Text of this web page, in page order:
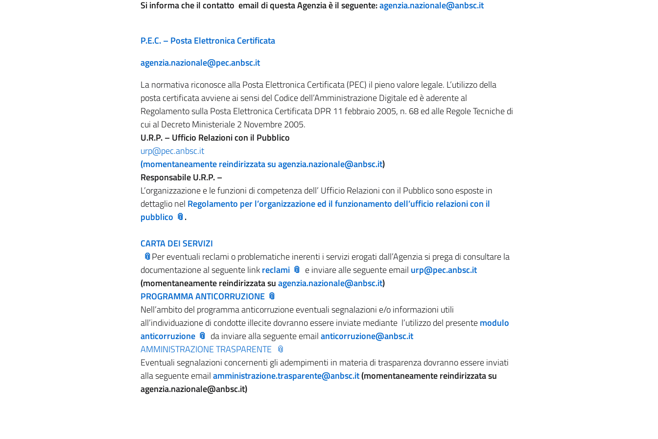
Si informa che il contatto email di questa Agenzia è il seguente:agenzia.nazionale@anbsc.it
P.E.C. – Posta Elettronica Certificata
agenzia.nazionale@pec.anbsc.it
La normativa riconosce alla Posta Elettronica Certificata (PEC) il pieno valore legale. L’utilizzo della
posta certificata avviene ai sensi del Codice dell’Amministrazione Digitale ed è aderente al
Regolamento sulla Posta Elettronica Certificata DPR 11 febbraio 2005, n. 68 ed alle Regole Tecniche di
cui al Decreto Ministeriale 2 Novembre 2005.
U.R.P. – Ufficio Relazioni con il Pubblico
urp@pec.anbsc.it
(momentaneamente reindirizzata suagenzia.nazionale@anbsc.it)
Responsabile U.R.P. –
L’organizzazione e le funzioni di competenza dell’ Ufficio Relazioni con il Pubblico sono esposte in
dettaglio nel Regolamento per l’organizzazione ed il funzionamento dell’ufficio relazioni con il
pubblico
.
CARTA DEI SERVIZI
Per eventuali reclami o problematiche inerenti i servizi erogati dall’Agenzia si prega di consultare la
documentazione al seguente linkreclami e inviare alle seguente email urp@pec.anbsc.it
(momentaneamente reindirizzata suagenzia.nazionale@anbsc.it)
PROGRAMMA ANTICORRUZIONE
Nell’ambito del programma anticorruzione eventuali segnalazioni e/o informazioni utili
all’individuazione di condotte illecite dovranno essere inviate mediante l’utilizzo del presentemodulo
anticorruzione
da inviare alla seguente emailanticorruzione@anbsc.it
AMMINISTRAZIONE TRASPARENTE
Eventuali segnalazioni concernenti gli adempimenti in materia di trasparenza dovranno essere inviati
alla seguente emailamministrazione.trasparente@anbsc.it(momentaneamente reindirizzata su
agenzia.nazionale@anbsc.it)